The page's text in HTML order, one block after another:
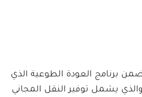
برنامج العودة الطوعية الذي
يشمل توفير النقل المجاني